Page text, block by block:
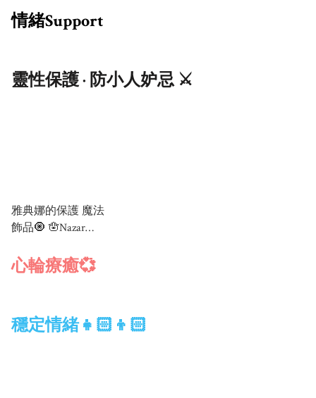
情緒Support
靈性保護 · 防小人妒忌 ⚔️
雅典娜的保護 魔法
飾品🧿 🪬Nazar
心輪療癒💞
穩定情緒👧🏻👦🏻